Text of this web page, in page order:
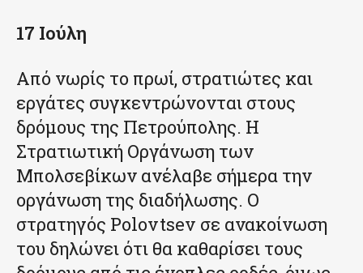
17 Ιούλη
Από νωρίς το πρωί, στρατιώτες και
εργάτες συγκεντρώνονται στους
δρόμους της Πετρούπολης. Η
Στρατιωτική Οργάνωση των
Μπολσεβίκων ανέλαβε σήμερα την
οργάνωση της διαδήλωσης. Ο
στρατηγός Polovtsev σε ανακοίνωση
του δηλώνει ότι θα καθαρίσει τους